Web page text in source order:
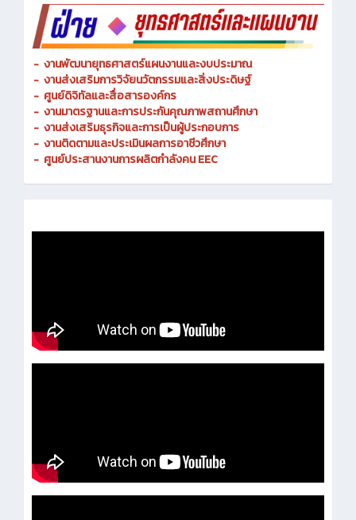
- งานพัฒนายุทธศาสตร์แผนงานและงบประมาณ
- งานส่งเสริมการวิจัยนวัตกรรมและสิ่งประดิษฐ์
- ศูนย์ดิจิทัลและสื่อสารองค์กร
- งานมาตรฐานและการประกันคุณภาพสถานศึกษา
- งานส่งเสริมธุรกิจและการเป็นผู้ประกอบการ
- งานติดตามและประเมินผลการอาชีวศึกษา
- ศูนย์ประสานงานการผลิตกำลังคน EEC